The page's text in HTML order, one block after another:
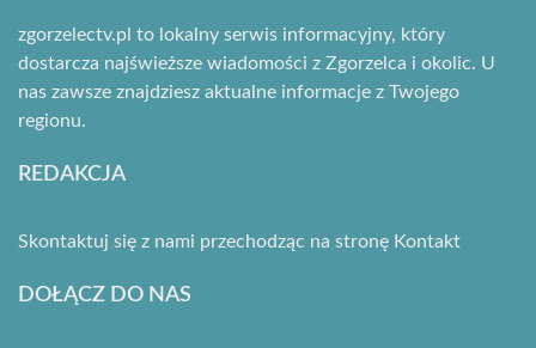
zgorzelectv.pl to lokalny serwis informacyjny, który
dostarcza najświeższe wiadomości z Zgorzelca i okolic. U
nas zawsze znajdziesz aktualne informacje z Twojego
regionu.
REDAKCJA
Skontaktuj się z nami przechodząc na stronę Kontakt
DOŁĄCZ DO NAS